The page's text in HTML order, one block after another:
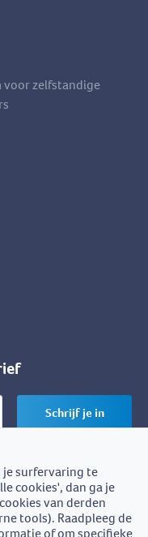
voor zelfstandige
Schrijf je in
je surfervaring te
cookies', dan ga je
van derden
tools). Raadpleeg de
of om specifieke